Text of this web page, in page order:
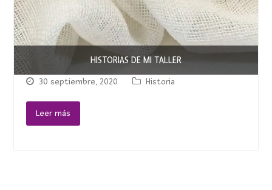
HISTORIAS DE MI TALLER
30 septiembre, 2020 Historia
Leer más